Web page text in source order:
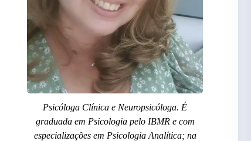
Psicóloga Clínica e Neuropsicóloga. É
graduada em Psicologia pelo IBMR e com
especializações em Psicologia Analítica; na